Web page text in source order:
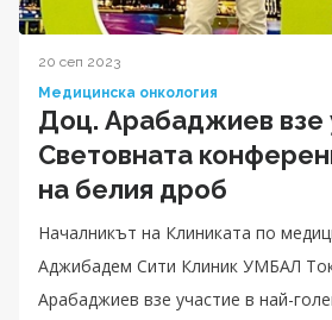
20 сеп 2023
Медицинска онкология
Доц. Арабаджиев взе
Световната
на белия дроб
Началникът на Клиниката по
Аджибадем Сити Клиник УМБАЛ
Арабаджиев взе участие в най-